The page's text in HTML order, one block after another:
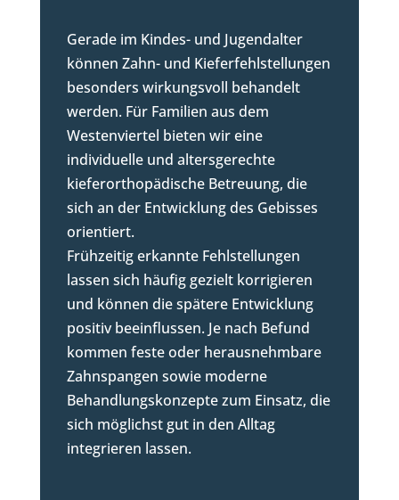
Gerade im Kindes- und Jugendalter
können Zahn- und Kieferfehlstellungen
besonders wirkungsvoll behandelt
werden. Für Familien aus dem
Westenviertel bieten wir eine
individuelle und altersgerechte
kieferorthopädische Betreuung, die
sich an der Entwicklung des Gebisses
orientiert.
Frühzeitig erkannte Fehlstellungen
lassen sich häufig gezielt korrigieren
und können die spätere Entwicklung
positiv beeinflussen. Je nach Befund
kommen feste oder herausnehmbare
Zahnspangen sowie moderne
Behandlungskonzepte zum Einsatz, die
sich möglichst gut in den Alltag
integrieren lassen.